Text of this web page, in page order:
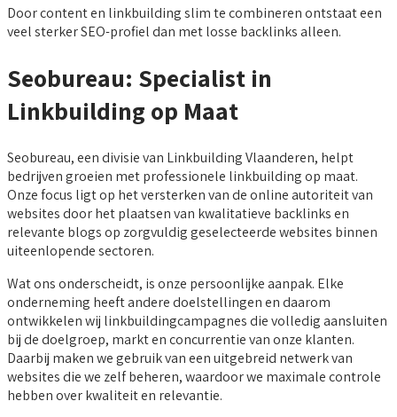
Door content en linkbuilding slim te combineren ontstaat een
veel sterker SEO-profiel dan met losse backlinks alleen.
Seobureau: Specialist in
Linkbuilding op Maat
Seobureau, een divisie van Linkbuilding Vlaanderen, helpt
bedrijven groeien met professionele linkbuilding op maat.
Onze focus ligt op het versterken van de online autoriteit van
websites door het plaatsen van kwalitatieve backlinks en
relevante blogs op zorgvuldig geselecteerde websites binnen
uiteenlopende sectoren.
Wat ons onderscheidt, is onze persoonlijke aanpak. Elke
onderneming heeft andere doelstellingen en daarom
ontwikkelen wij linkbuildingcampagnes die volledig aansluiten
bij de doelgroep, markt en concurrentie van onze klanten.
Daarbij maken we gebruik van een uitgebreid netwerk van
websites die we zelf beheren, waardoor we maximale controle
hebben over kwaliteit en relevantie.